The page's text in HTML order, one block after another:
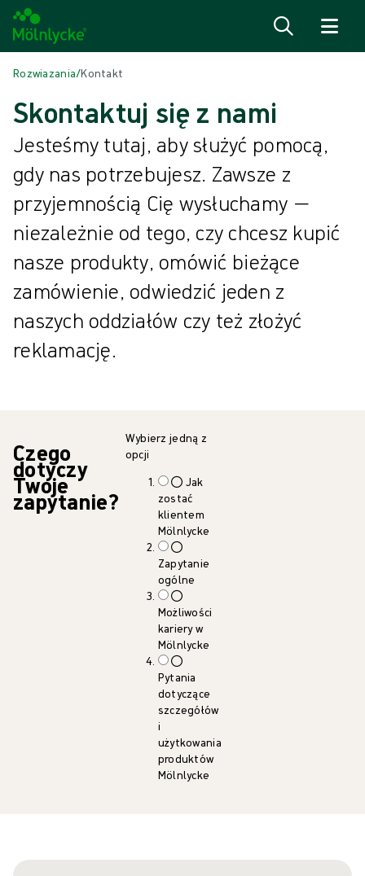
Rozwiazania/Kontakt
Skontaktuj się z nami
Jesteśmy tutaj, aby służyć pomocą,
gdy nas potrzebujesz. Zawsze z
przyjemnością Cię wysłuchamy —
niezależnie od tego, czy chcesz kupić
nasze produkty, omówić bieżące
zamówienie, odwiedzić jeden z
naszych oddziałów czy też złożyć
reklamację.
Czego
dotyczy
Twoje
zapytanie?
Wybierz jedną z
opcji
Jak
zostać
klientem
Mölnlycke
Zapytanie
ogólne
Możliwości
kariery w
Mölnlycke
Pytania
dotyczące
szczegółów
i
użytkowania
produktów
Mölnlycke